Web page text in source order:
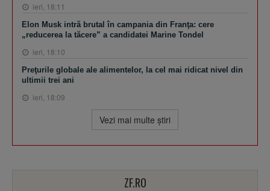
ieri, 18:11
Elon Musk intră brutal în campania din Franţa: cere
„reducerea la tăcere” a candidatei Marine Tondel
ieri, 18:10
Preţurile globale ale alimentelor, la cel mai ridicat nivel din
ultimii trei ani
ieri, 18:09
Vezi mai multe ştiri
ZF.RO